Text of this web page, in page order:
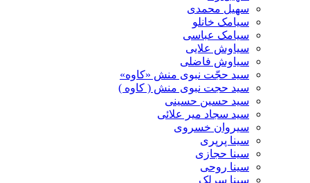
سهیل محمدی
سیامک خانلو
سیامک عباسی
سیاوش علایی
سیاوش فاضلی
سید حجّت نبوی منش «کاوه»
سید حجت نبوی منش ( کاوه )
سید حسین حسینى
سید سجاد میر علائی
سیروان خسروی
سینا پرپری
سینا حجازی
سینا روحی
سینا سرلک